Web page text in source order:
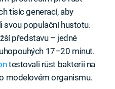
tisíc generací, aby
svou populační hustotu.
představu – jedné
17–20 minut.
testovali růst bakterii na
modelovém organismu.